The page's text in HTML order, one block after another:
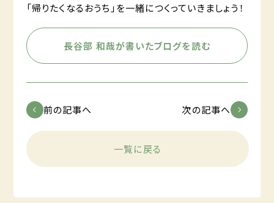
「帰りたくなるおうち」を一緒につくっていきましょう！
長谷部 和哉が書いたブログを読む
前の記事へ 次の記事へ
一覧に戻る